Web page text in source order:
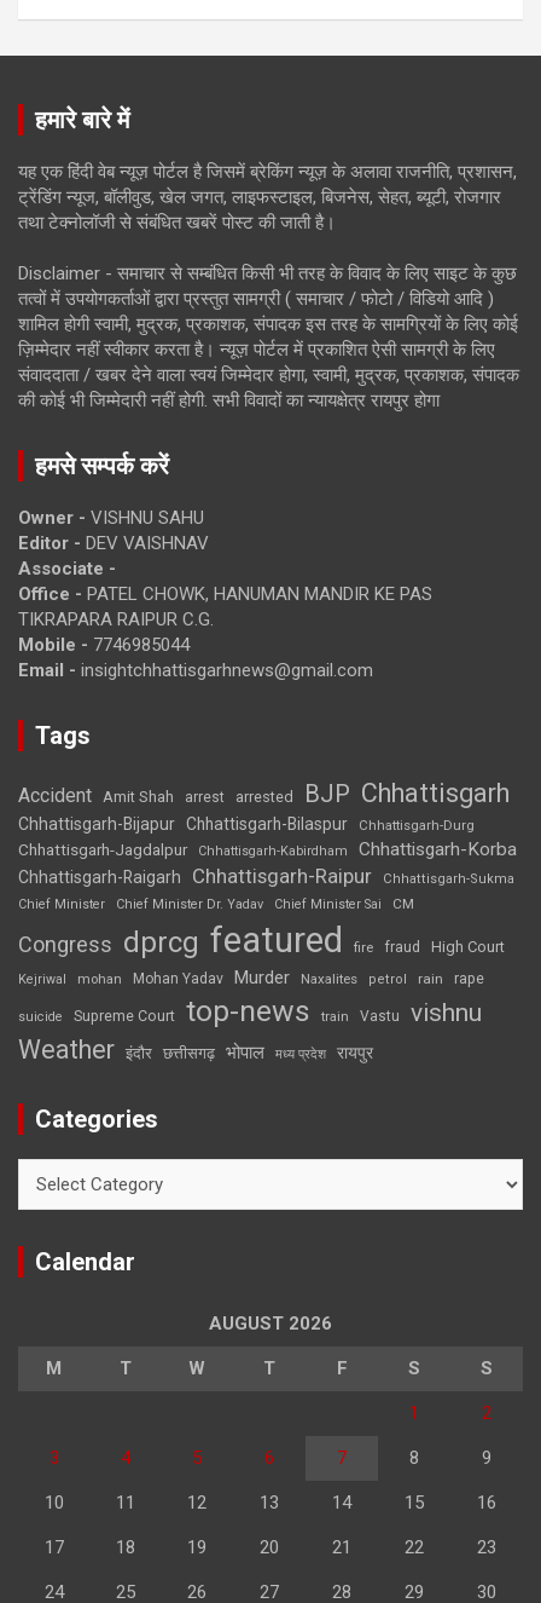
हमारे बारे में
यह एक हिंदी वेब न्यूज़ पोर्टल है जिसमें ब्रेकिंग न्यूज़ के अलावा राजनीति, प्रशासन,
ट्रेंडिंग न्यूज, बॉलीवुड, खेल जगत, लाइफस्टाइल, बिजनेस, सेहत, ब्यूटी, रोजगार
तथा टेक्नोलॉजी से संबंधित खबरें पोस्ट की जाती है।
Disclaimer - समाचार से सम्बंधित किसी भी तरह के विवाद के लिए साइट के कुछ
तत्वों में उपयोगकर्ताओं द्वारा प्रस्तुत सामग्री ( समाचार / फोटो / विडियो आदि )
शामिल होगी स्वामी, मुद्रक, प्रकाशक, संपादक इस तरह के सामग्रियों के लिए कोई
ज़िम्मेदार नहीं स्वीकार करता है। न्यूज़ पोर्टल में प्रकाशित ऐसी सामग्री के लिए
संवाददाता / खबर देने वाला स्वयं जिम्मेदार होगा, स्वामी, मुद्रक, प्रकाशक, संपादक
की कोई भी जिम्मेदारी नहीं होगी. सभी विवादों का न्यायक्षेत्र रायपुर होगा
हमसे सम्पर्क करें
Owner - VISHNU SAHU
Editor - DEV VAISHNAV
Associate -
Office - PATEL CHOWK, HANUMAN MANDIR KE PAS
TIKRAPARA RAIPUR C.G.
Mobile - 7746985044
Email - insightchhattisgarhnews@gmail.com
Tags
Accident Amit Shah arrest arrested BJP Chhattisgarh
Chhattisgarh-Bijapur Chhattisgarh-Bilaspur Chhattisgarh-Durg
Chhattisgarh-Jagdalpur Chhattisgarh-Kabirdham Chhattisgarh-Korba
Chhattisgarh-Raigarh Chhattisgarh-Raipur
Chhattisgarh-Sukma
Chief Minister
Chief Minister Dr. Yadav Chief Minister Sai CM
Congress dprcg featured fire fraud High Court
Kejriwal mohan Mohan Yadav Murder Naxalites petrol rain rape
suicide Supreme Court top-news train Vastu vishnu
Weather इंदौर छत्तीसगढ़ भोपाल मध्य प्रदेश रायपुर
Categories
Calendar
AUGUST 2026
M T W T F S S
1 2
3 4 5 6 7 8 9
10 11 12 13 14 15 16
17 18 19 20 21 22 23
24 25 26 27 28 29 30